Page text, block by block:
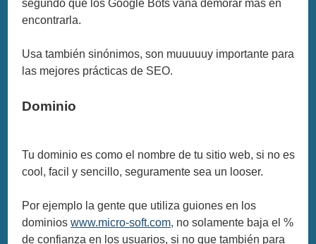
segundo que los Google Bots vana demorar más en
encontrarla.
Usa también sinónimos, son muuuuuy importante para
las mejores prácticas de SEO.
Dominio
Tu dominio es como el nombre de tu sitio web, si no es
cool, facil y sencillo, seguramente sea un looser.
Por ejemplo la gente que utiliza guiones en los
dominioswww.micro-soft.com, no solamente baja el %
de confianza en los usuarios, si no que también para